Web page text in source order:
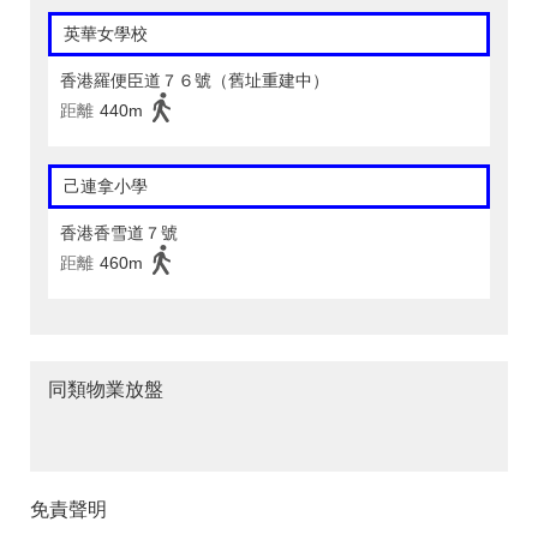
英華女學校
香港羅便臣道７６號（舊址重建中）
距離 440m
己連拿小學
香港香雪道７號
距離 460m
同類物業放盤
免責聲明